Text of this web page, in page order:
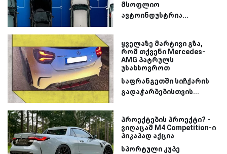
მსოფლიო
ავტოინდუსტრია...
ყველაზე მარტივი გზა,
რომ თქვენი Mercedes-
AMG პატრულს
უსახსოვროთ
საფრანგეთში სიჩქარის
გადაჭარბებისთვის...
პროექტების პროექტი? -
ვიღაცამ M4 Competition-ი
პიკაპად აქცია
სპორტული კუპე